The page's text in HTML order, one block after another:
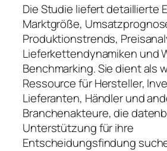
Die Studie liefert detaillierte
Marktgröße,
Produktionstrends,
Lieferkettendynamiken und
Benchmarking. Sie dient als
Ressource für Hersteller,
Lieferanten, Händler und
Branchenakteure, die
Unterstützung für ihre
Entscheidungsfindung